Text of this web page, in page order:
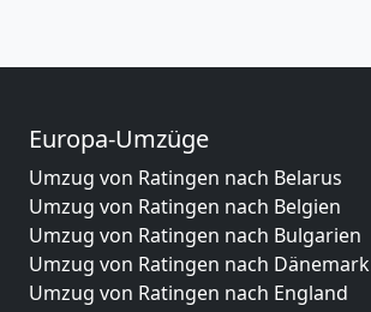
Europa-Umzüge
Umzug von Ratingen nach Belarus
Umzug von Ratingen nach Belgien
Umzug von Ratingen nach Bulgarien
Umzug von Ratingen nach Dänemark
Umzug von Ratingen nach England